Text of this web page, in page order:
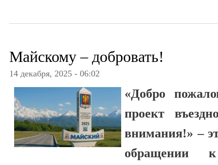
Майскому – добровать!
14 декабря, 2025 - 06:02
«Добро
проект
внимания!» –
обращении